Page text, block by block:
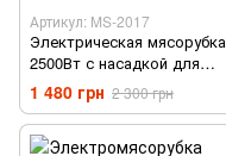
Артикул: MS-2017
Электрическая мясорубка
2500Вт с насадкой для
колбас и реверсом.
Электромясорубка
1 480 грн 2 300 грн